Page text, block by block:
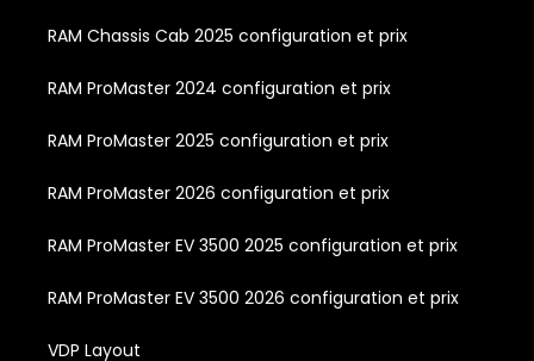
RAM Chassis Cab 2025 configuration et prix
RAM ProMaster 2024 configuration et prix
RAM ProMaster 2025 configuration et prix
RAM ProMaster 2026 configuration et prix
RAM ProMaster EV 3500 2025 configuration et prix
RAM ProMaster EV 3500 2026 configuration et prix
VDP Layout